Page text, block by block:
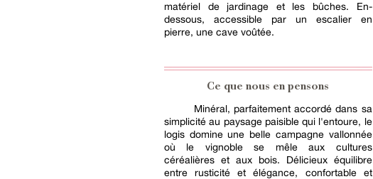
matériel de jardinage et les bûches. En-
dessous, accessible par un escalier en
pierre, une cave voûtée.
Ce que nous en pensons
Minéral, parfaitement accordé dans sa
simplicité au paysage paisible qui l'entoure, le
logis domine une belle campagne vallonnée
où le vignoble se mêle aux cultures
céréalières et aux bois. Délicieux équilibre
entre rusticité et élégance, confortable et